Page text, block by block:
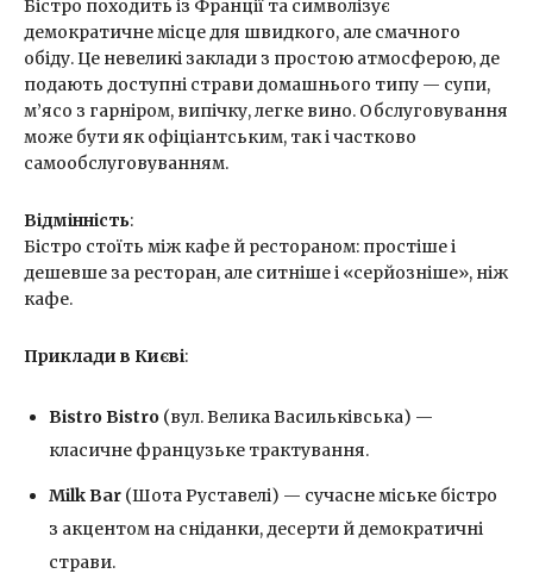
Бістро походить із Франції та символізує
демократичне місце для швидкого, але смачного
обіду. Це невеликі заклади з простою атмосферою, де
подають доступні страви домашнього типу — супи,
м’ясо з гарніром, випічку, легке вино. Обслуговування
може бути як офіціантським, так і частково
самообслуговуванням.
Відмінність:
Бістро стоїть між кафе й рестораном: простіше і
дешевше за ресторан, але ситніше і «серйозніше», ніж
кафе.
Приклади в Києві:
Bistro Bistro (вул. Велика Васильківська) —
класичне французьке трактування.
Milk Bar (Шота Руставелі) — сучасне міське бістро
з акцентом на сніданки, десерти й демократичні
страви.